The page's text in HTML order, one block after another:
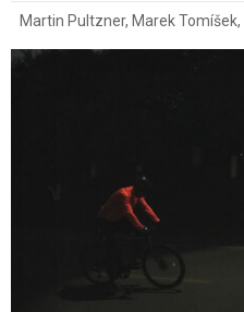
Martin Pultzner, Marek Tomíšek,